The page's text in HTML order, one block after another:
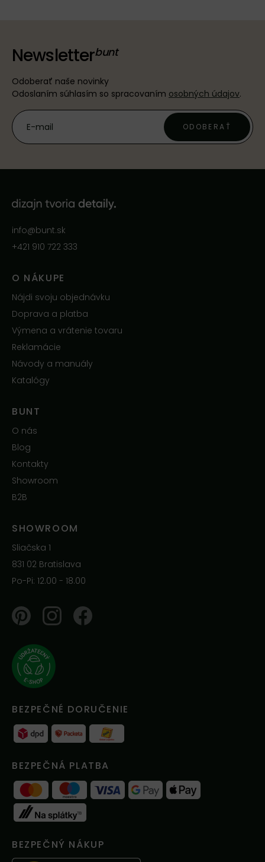
Newsletter
Odoberať naše novinky
Odoslaním súhlasím so spracovaním osobných údajov.
ODOBERAŤ
info@bunt.sk
+421 910 722 333
O NÁKUPE
Nájdi svoju objednávku
Doprava a platba
Výmena a vrátenie tovaru
Reklamácie
Návody a manuály
Katalógy
BUNT
O nás
Blog
Kontakty
Showroom
B2B
SHOWROOM
Sliačska 1
831 02 Bratislava
Po-Pi: 12.00 - 18.00
PinterestInstagramFacebook
BEZPEČNÉ DORUČENIE
BEZPEČNÁ PLATBA
BEZPEČNÝ NÁKUP